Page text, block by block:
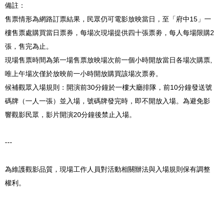
備註：
售票情形為網路訂票結果，民眾仍可電影放映當日，至「府中15」一
樓售票處購買當日票券，每場次現場提供四十張票劵，每人每場限購2
張，售完為止。
現場售票時間為第一場售票放映場次前一個小時開放當日各場次購票,
唯上午場次僅於放映前一小時開放購買該場次票劵。
候補觀眾入場規則：開演前30分鐘於一樓大廳排隊，前10分鐘發送號
碼牌（一人一張）並入場，號碼牌發完時，即不開放入場。為避免影
響觀影民眾，影片開演20分鐘後禁止入場。
---
為維護觀影品質，現場工作人員對活動相關辦法與入場規則保有調整
權利。